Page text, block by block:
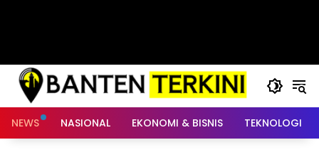
NEWS NASIONAL EKONOMI & BISNIS TEKNOLOGI